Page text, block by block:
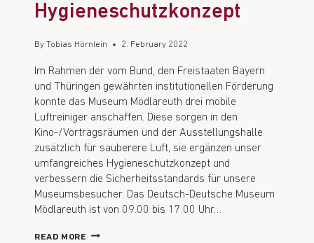
Hygieneschutzkonzept
By Tobias Hörnlein 2. February 2022
Im Rahmen der vom Bund, den Freistaaten Bayern
und Thüringen gewährten institutionellen Förderung
konnte das Museum Mödlareuth drei mobile
Luftreiniger anschaffen. Diese sorgen in den
Kino-/Vortragsräumen und der Ausstellungshalle
zusätzlich für sauberere Luft, sie ergänzen unser
umfangreiches Hygieneschutzkonzept und
verbessern die Sicherheitsstandards für unsere
Museumsbesucher. Das Deutsch-Deutsche Museum
Mödlareuth ist von 09.00 bis 17.00 Uhr…
READ MORE